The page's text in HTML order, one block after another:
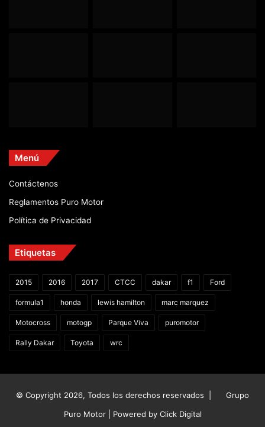
Menú
Contáctenos
Reglamentos Puro Motor
Política de Privacidad
Etiquetas
2015 2016 2017 CTCC dakar f1 Ford
formula1 honda lewis hamilton marc marquez
Motocross motogp Parque Viva puromotor
Rally Dakar Toyota wrc
© Copyright 2026, Todos los derechos reservados |
Grupo
Puro Motor | Powered by Click Digital